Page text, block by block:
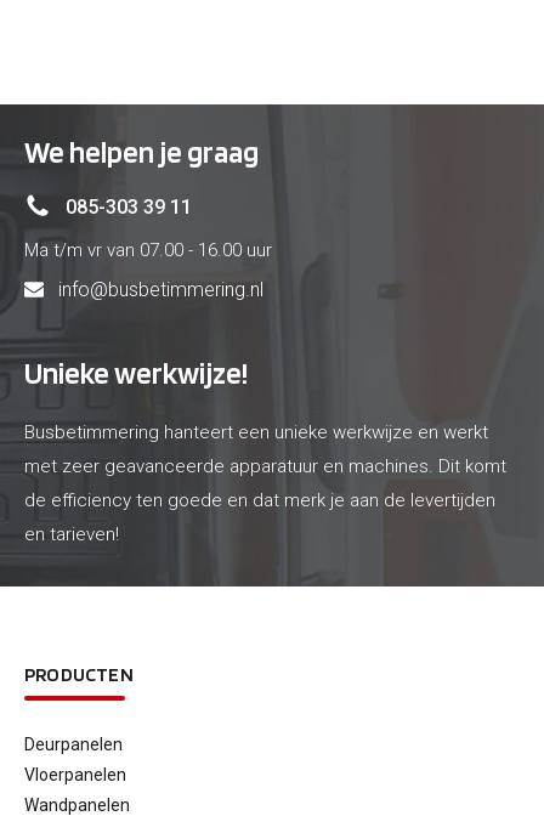
We helpen je graag
085-303 39 11
Ma t/m vr van 07.00 - 16.00 uur
info@busbetimmering.nl
Unieke werkwijze!
Busbetimmering hanteert een unieke werkwijze en werkt
met zeer geavanceerde apparatuur en machines. Dit komt
de efficiency ten goede en dat merk je aan de levertijden
en tarieven!
PRODUCTEN
Deurpanelen
Vloerpanelen
Wandpanelen